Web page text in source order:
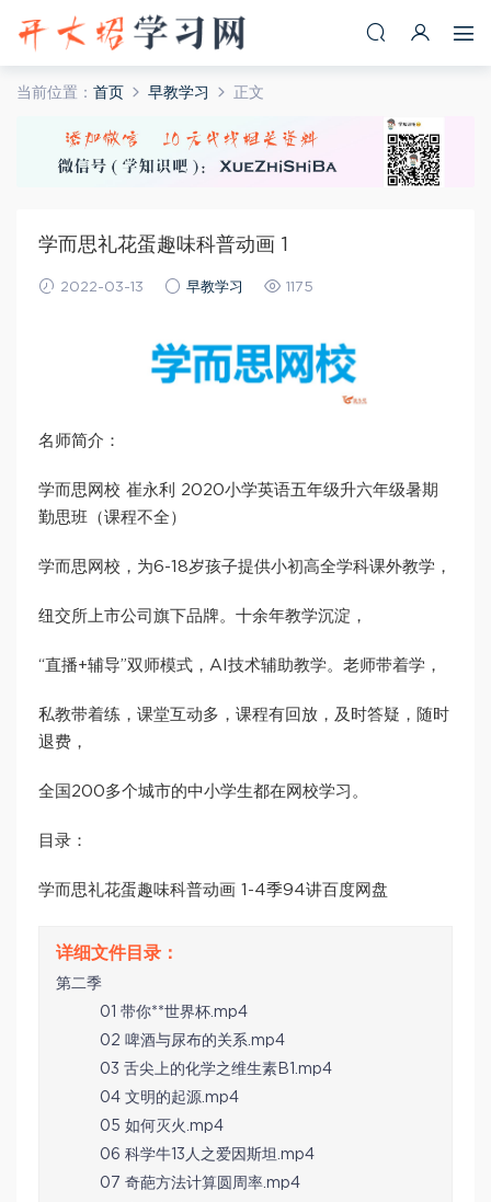
当前位置： 首页 早教学习 正文
学而思礼花蛋趣味科普动画 1
2022-03-13 早教学习 1175
名师简介：
学而思网校 崔永利 2020小学英语五年级升六年级暑期
勤思班（课程不全）
学而思网校，为6-18岁孩子提供小初高全学科课外教学，
纽交所上市公司旗下品牌。十余年教学沉淀，
“直播+辅导”双师模式，AI技术辅助教学。老师带着学，
私教带着练，课堂互动多，课程有回放，及时答疑，随时
退费，
全国200多个城市的中小学生都在网校学习。
目录：
学而思礼花蛋趣味科普动画 1-4季94讲百度网盘
第二季
01 带你**世界杯.mp4
02 啤酒与尿布的关系.mp4
03 舌尖上的化学之维生素B1.mp4
04 文明的起源.mp4
05 如何灭火.mp4
06 科学牛13人之爱因斯坦.mp4
07 奇葩方法计算圆周率.mp4